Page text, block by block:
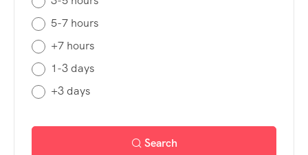
5-7 hours
+7 hours
1-3 days
+3 days
Search